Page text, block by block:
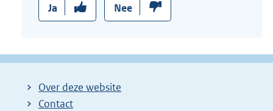
Ja Nee
Over deze website
Contact